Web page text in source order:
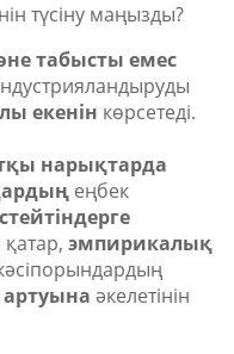
түсіну маңызды?
табысты емес
екенін көрсетеді.
нарықтарда
еңбек
эмпирикалық
артуына әкелетінін